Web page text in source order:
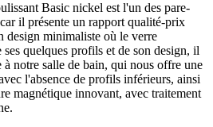
Basic nickel est l'un des pare-
il présente un rapport qualité-prix
design minimaliste où le verre
quelques profils et de son design, il
notre salle de bain, qui nous offre une
l'absence de profils inférieurs, ainsi
magnétique innovant, avec traitement